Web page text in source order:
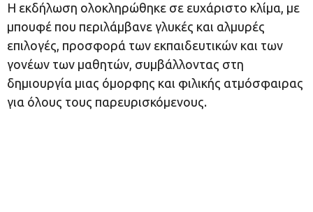
Η εκδήλωση ολοκληρώθηκε σε ευχάριστο κλίμα, με
μπουφέ που περιλάμβανε γλυκές και αλμυρές
επιλογές, προσφορά των εκπαιδευτικών και των
γονέων των μαθητών, συμβάλλοντας στη
δημιουργία μιας όμορφης και φιλικής ατμόσφαιρας
για όλους τους παρευρισκόμενους.